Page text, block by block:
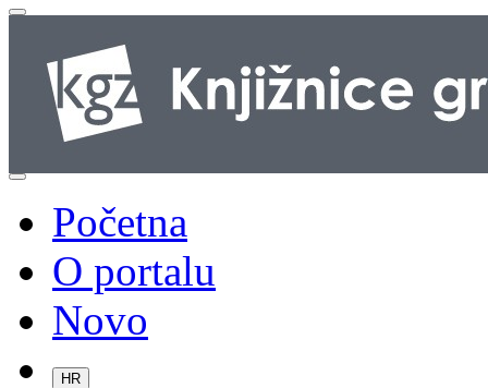
Početna
O portalu
Novo
HR